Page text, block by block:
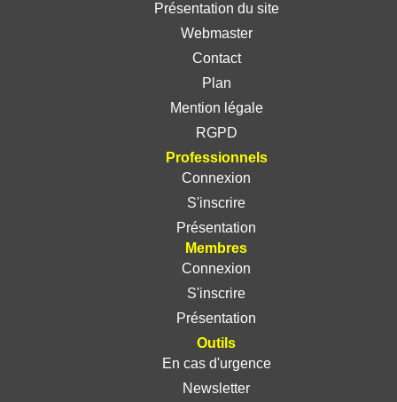
Présentation du site
Webmaster
Contact
Plan
Mention légale
RGPD
Professionnels
Connexion
S'inscrire
Présentation
Membres
Connexion
S'inscrire
Présentation
Outils
En cas d'urgence
Newsletter